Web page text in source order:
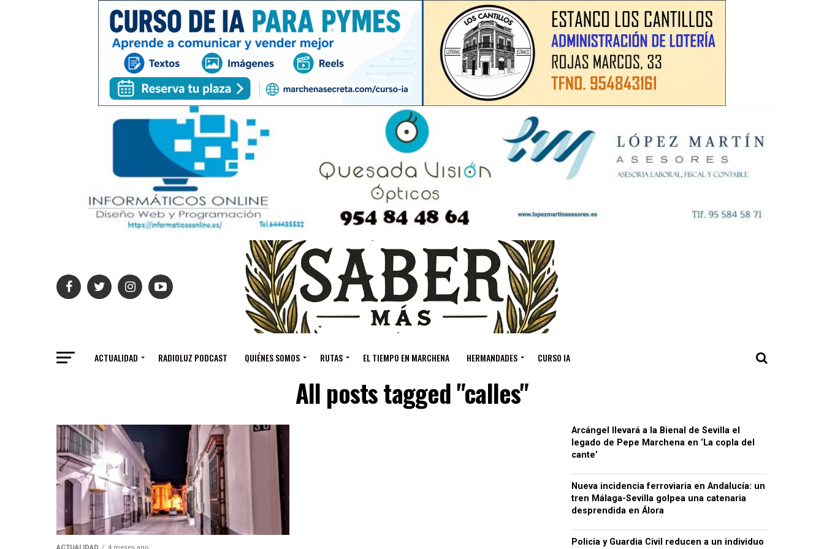
ACTUALIDAD RADIOLUZ PODCAST QUIÉNES SOMOS RUTAS EL TIEMPO EN MARCHENA HERMANDADES CURSO IA
All posts tagged "calles"
Arcángel llevará a la Bienal de Sevilla el
legado de Pepe Marchena en ‘La copla del
cante’
Nueva incidencia ferroviaria en Andalucía: un
tren Málaga-Sevilla golpea una catenaria
desprendida en Álora
Policia y Guardia Civil reducen a un individuo